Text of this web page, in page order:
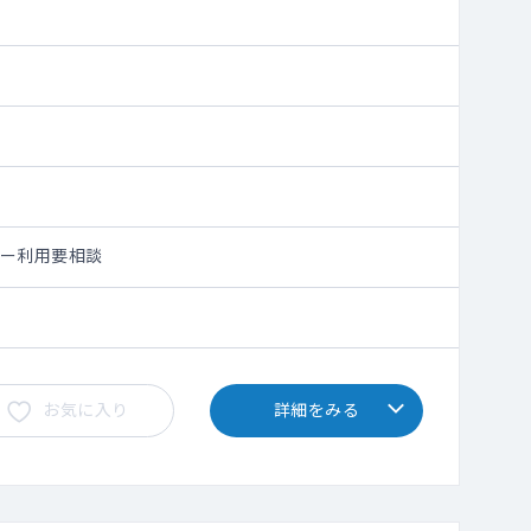
利用要相談
お気に入り 詳細をみる